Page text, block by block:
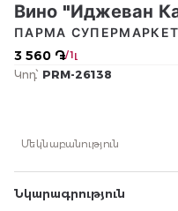
Вино "Иджеван
3 560 ֏/ 1լ
ПАРМА СУПЕРМАРКЕТ
Կոդ՝ PRM-26138
Մեկնաբանություն
Նկարագրություն